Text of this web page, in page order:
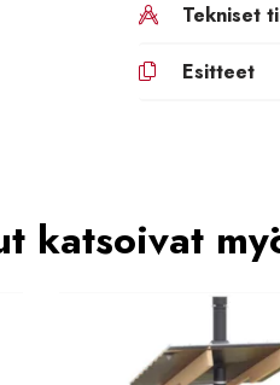
Tekniset
Esitteet
katsoivat